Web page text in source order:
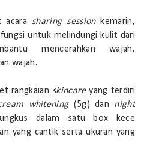
acara sharing sessionkemarin,
untuk melindungi kulit dari
mencerahkan wajah,
wajah.
rangkaian skincareyang terdiri
whitening(5g) dan night
dalam satu box kece
yang cantik serta ukuran yang